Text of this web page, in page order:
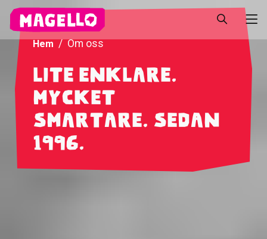
Hem Om oss
Lite enklare.
Mycket
smartare. Sedan
1996.